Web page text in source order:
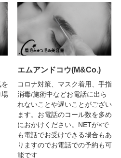
場
エムアンドコウ(M&Co.)
コロナ対策、マスク着用、手指
消毒/施術中などお電話に出ら
れないことや遅いことがござい
ます。お電話のコール数を多め
におかけください。NETが×で
も電話でお受けできる場合もあ
りますのでお電話での予約も可
能です